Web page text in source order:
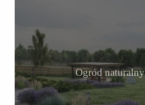
Ogród naturalny